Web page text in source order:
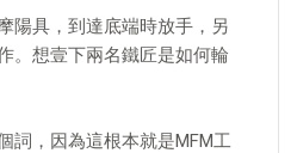
具，到達底端時放手，另
。想壹下兩名鐵匠是如何輪
，因為這根本就是MFM工